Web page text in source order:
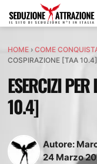
HOME› COME
COSPIRAZIONE [TAA 10.4]
ESERCIZI
10.4]
Autore:
24 Marzo